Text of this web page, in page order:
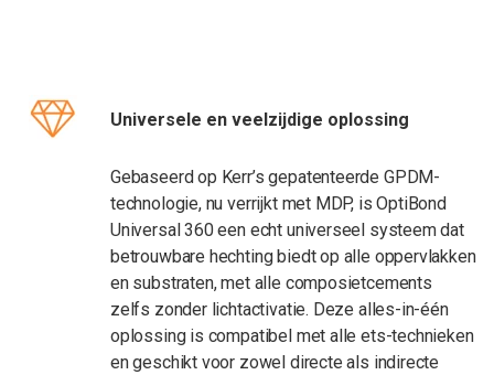
Universele en veelzijdige oplossing
Gebaseerd op Kerr’s gepatenteerde GPDM-
technologie, nu verrijkt met MDP, is OptiBond
Universal 360 een echt universeel systeem dat
betrouwbare hechting biedt op alle oppervlakken
en substraten, met alle composietcements
zelfs zonder lichtactivatie. Deze alles-in-één
oplossing is compatibel met alle ets-technieken
en geschikt voor zowel directe als indirecte